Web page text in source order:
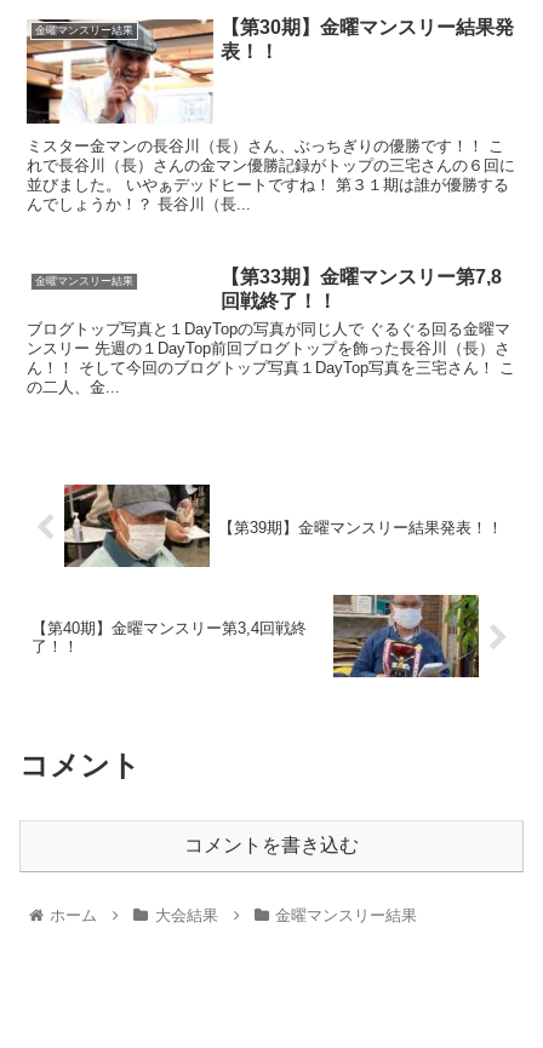
金曜マンスリー結果
【第30期】金曜マンスリー結果発
表！！
ミスター金マンの長谷川（長）さん、ぶっちぎりの優勝です！！ こ
れで長谷川（長）さんの金マン優勝記録がトップの三宅さんの６回に
並びました。 いやぁデッドヒートですね！ 第３１期は誰が優勝する
んでしょうか！？ 長谷川（長...
金曜マンスリー結果
【第33期】金曜マンスリー第7,8
回戦終了！！
ブログトップ写真と１DayTopの写真が同じ人で ぐるぐる回る金曜マ
ンスリー 先週の１DayTop前回ブログトップを飾った長谷川（長）さ
ん！！ そして今回のブログトップ写真１DayTop写真を三宅さん！ こ
の二人、金...
【第39期】金曜マンスリー結果発表！！
【第40期】金曜マンスリー第3,4回戦終
了！！
コメント
コメントを書き込む
ホーム 大会結果 金曜マンスリー結果